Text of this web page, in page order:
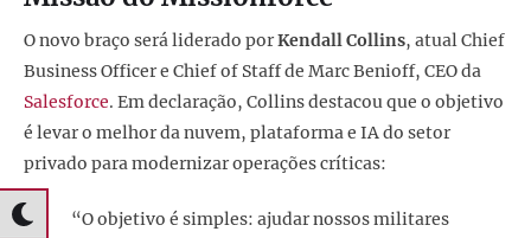
O novo braço será liderado porKendall Collins, atual Chief
Business Officer e Chief of Staff de Marc Benioff, CEO da
Salesforce. Em declaração, Collins destacou que o objetivo
é levar o melhor da nuvem, plataforma e IA do setor
privado para modernizar operações críticas:
“O objetivo é simples: ajudar nossos militares